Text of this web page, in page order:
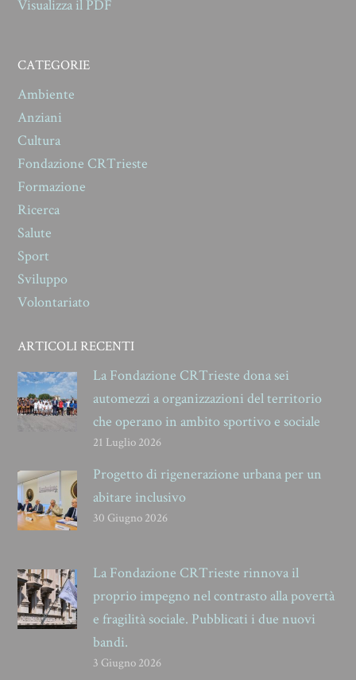
Visualizza il PDF
CATEGORIE
Ambiente
Anziani
Cultura
Fondazione CRTrieste
Formazione
Ricerca
Salute
Sport
Sviluppo
Volontariato
ARTICOLI RECENTI
La Fondazione CRTrieste dona sei
automezzi a organizzazioni del territorio
che operano in ambito sportivo e sociale
21 Luglio 2026
Progetto di rigenerazione urbana per un
abitare inclusivo
30 Giugno 2026
La Fondazione CRTrieste rinnova il
proprio impegno nel contrasto alla povertà
e fragilità sociale. Pubblicati i due nuovi
bandi.
3 Giugno 2026